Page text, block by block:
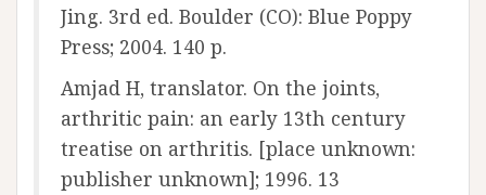
Jing. 3rd ed. Boulder (CO): Blue Poppy
Press; 2004. 140 p.
Amjad H, translator. On the joints,
arthritic pain: an early 13th century
treatise on arthritis. [place unknown:
publisher unknown]; 1996. 13